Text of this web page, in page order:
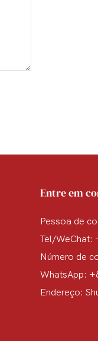
Entre em
Pessoa de
Tel/WeChat:
Número de
WhatsApp:
Endereço: